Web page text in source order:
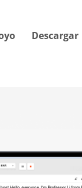
Descargar